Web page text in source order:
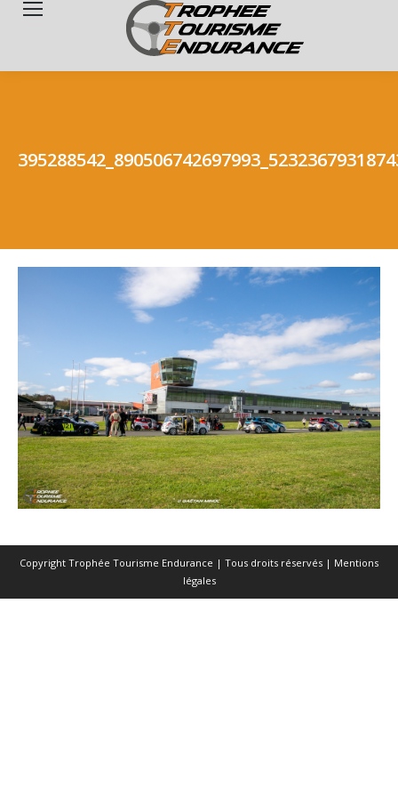
Copyright Trophée Tourisme Endurance | Tous droits réservés | Mentions
légales